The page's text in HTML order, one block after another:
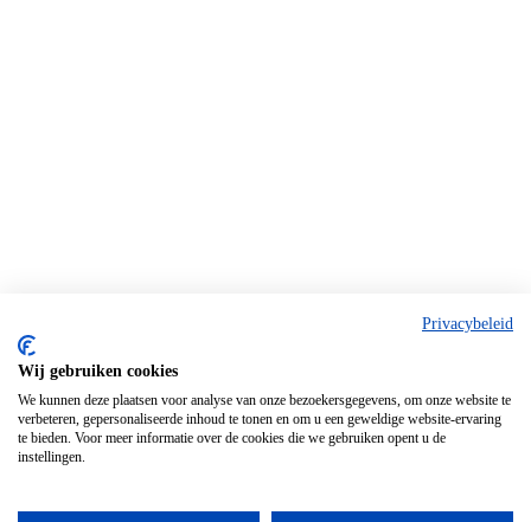
Privacybeleid
Wij gebruiken cookies
We kunnen deze plaatsen voor analyse van onze bezoekersgegevens, om onze website te
verbeteren, gepersonaliseerde inhoud te tonen en om u een geweldige website-ervaring
te bieden. Voor meer informatie over de cookies die we gebruiken opent u de
instellingen.